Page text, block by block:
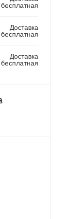
бесплатная
Доставка
бесплатная
Доставка
бесплатная